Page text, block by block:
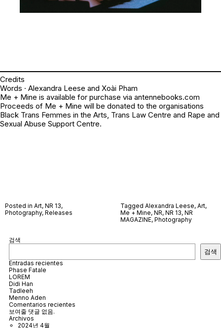
Credits
Words · Alexandra Leese and Xoài Pham
Me + Mine is available for purchase via antennebooks.com
Proceeds of Me + Mine will be donated to the organisations
Black Trans Femmes in the Arts, Trans Law Centre and Rape and
Sexual Abuse Support Centre.
Posted in Art, NR 13,
Photography, Releases
Tagged Alexandra Leese, Art,
Me + Mine, NR, NR 13, NR
MAGAZINE, Photography
검색
검색
Entradas recientes
Phase Fatale
LOREM
Didi Han
Tadleeh
Menno Aden
Comentarios recientes
보여줄 댓글 없음.
Archivos
2024년 4월